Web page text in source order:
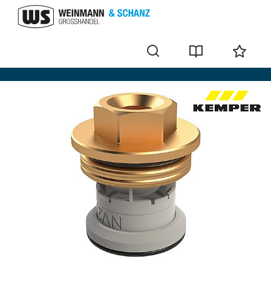
Zubehör + Ersatzteile